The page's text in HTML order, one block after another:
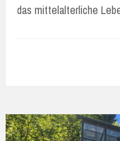
das mittelalterliche